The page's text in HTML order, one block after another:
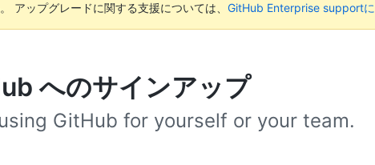
アップグレードに関する支援については、 GitHub Enterprise support
へのサインアップ
GitHub for yourself or your team.